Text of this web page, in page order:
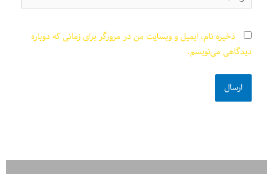
ذخیره نام، ایمیل و وبسایت من در مرورگر برای زمانی که دوباره
دیدگاهی می‌نویسم.